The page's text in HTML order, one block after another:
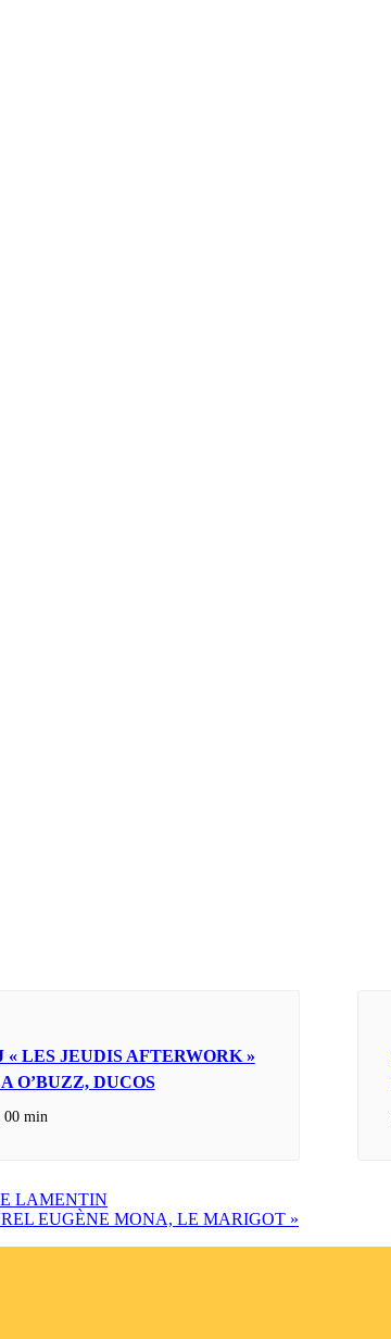
« LES JEUDIS AFTERWORK »
O’BUZZ, DUCOS
00 min
LAMENTIN
EUGÈNE MONA, LE MARIGOT »